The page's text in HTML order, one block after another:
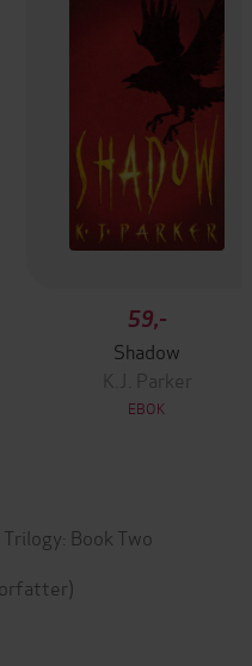
59,-
Shadow
K.J. Parker
EBOK
Book Two